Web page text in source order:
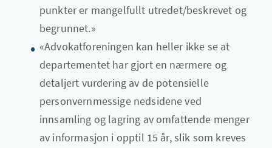
punkter er mangelfullt utredet/beskrevet og
begrunnet.»
«Advokatforeningen kan heller ikke se at
departementet har gjort en nærmere og
detaljert vurdering av de potensielle
personvernmessige nedsidene ved
innsamling og lagring av omfattende menger
av informasjon i opptil 15 år, slik som kreves